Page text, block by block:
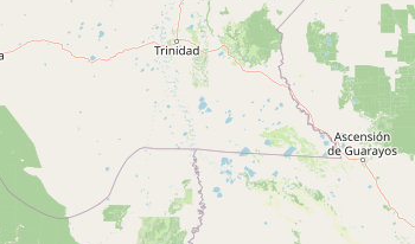
Cargando mapas